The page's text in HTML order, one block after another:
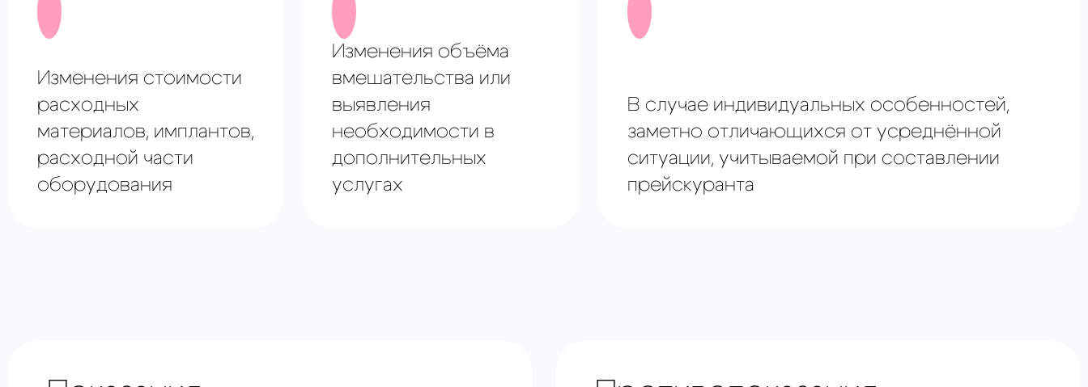
Изменения стоимости
расходных
материалов, имплантов,
расходной части
оборудования
Изменения объёма
вмешательства или
выявления
необходимости в
дополнительных
услугах
В случае ⁠индивидуальных особенностей,
заметно отличающихся от усреднённой
ситуации, учитываемой при составлении
прейскуранта